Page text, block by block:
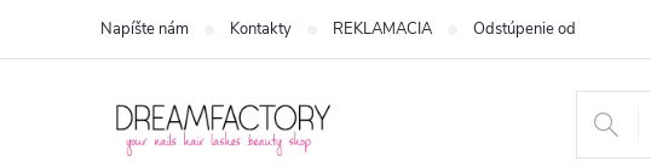
Napíšte nám Kontakty REKLAMACIA Odstúpenie od zmluvy